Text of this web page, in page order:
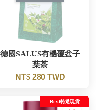
德國SALUS有機覆盆子
葉茶
NT$ 280 TWD
Best特選現貨